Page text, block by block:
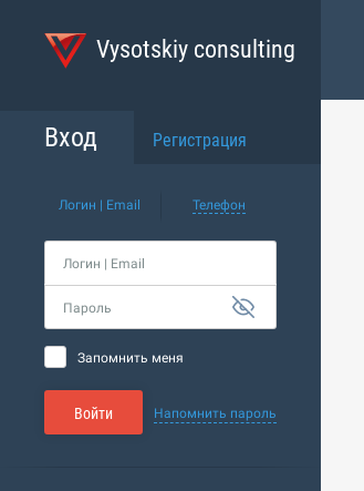
Vysotskiy consulting
Вход Регистрация
Логин | Email Телефон
Логин | Email
Пароль
Запомнить меня
Войти Напомнить пароль